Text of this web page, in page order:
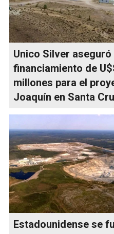
Unico Silver aseguró
financiamiento de
millones para el
Joaquín en Santa
Estadounidense se